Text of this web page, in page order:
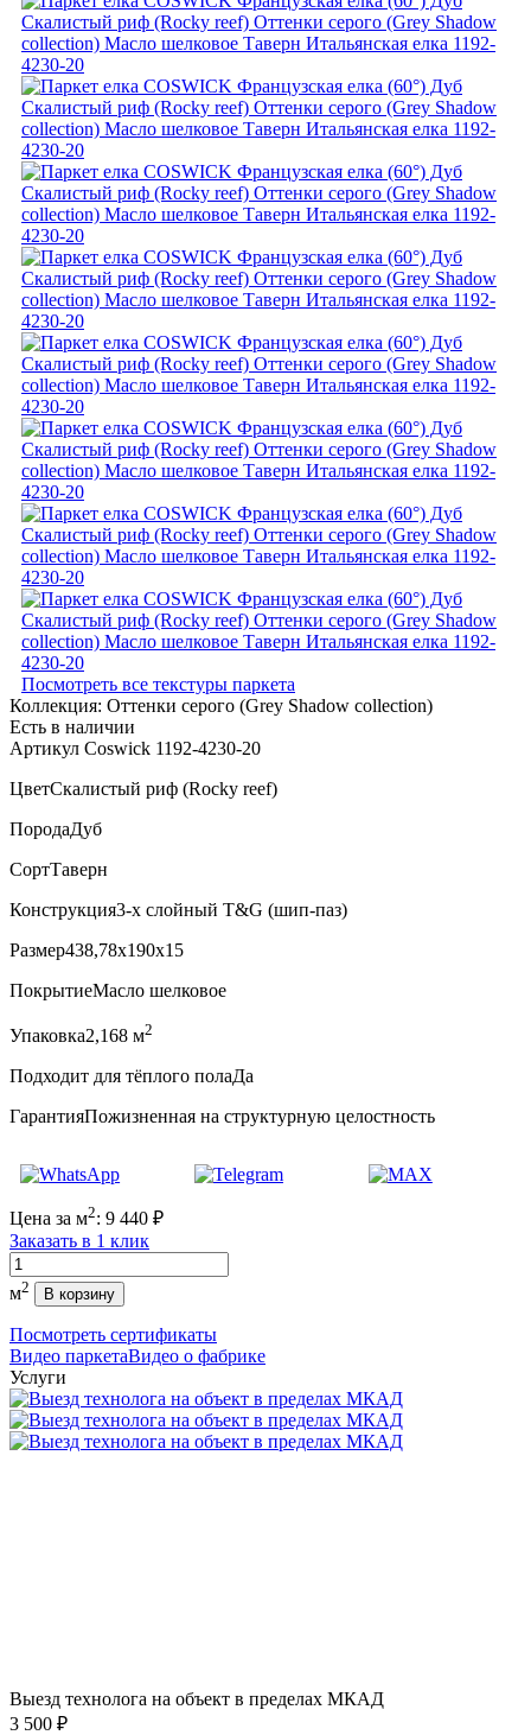
Посмотреть все текстуры паркета
Коллекция: Оттенки серого (Grеy Shadow collection)
Есть в наличии
Артикул Coswick 1192-4230-20
ЦветСкалистый риф (Rocky reef)
ПородаДуб
СортТаверн
Конструкция3-х слойный T&G (шип-паз)
Размер438,78x190x15
ПокрытиеМасло шелковое
Упаковка2,168 м2
Подходит для тёплого полаДа
ГарантияПожизненная на структурную целостность
Цена за м2: 9 440 ₽
Заказать в 1 клик
Количество
м2 В корзину
Посмотреть сертификаты
Видео паркетаВидео о фабрике
Услуги
Выезд технолога на объект в пределах МКАД
3 500 ₽